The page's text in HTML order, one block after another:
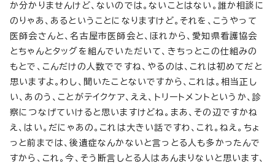
か分かりませんけど、ないのでは。ないことはない。誰か相談に
のりゃあ、あるということになりますけど。それを、こうやって
医師会さんと、名古屋市医師会と、ほれから、愛知県看護協会
とちゃんとタッグを組んでいただいて、きちっとこの仕組みの
もとで、こんだけの人数でですね、やるのは、これは初めてだと
思いますよ。わし、聞いたことないですから、これは。相当正し
い、あのう、ことがテイクケア、ええ、トリートメントというか、診
察につなげていけると思いますけどね。まあ、その辺ですかね
え、はい。だにゃあの。これは大きい話ですわ、これ。ねえ。ちょ
っと前までは、後遺症なんかないと言っとる人も多かったんで
すから、これ。今、そう断言しとる人はあんまりないと思います、